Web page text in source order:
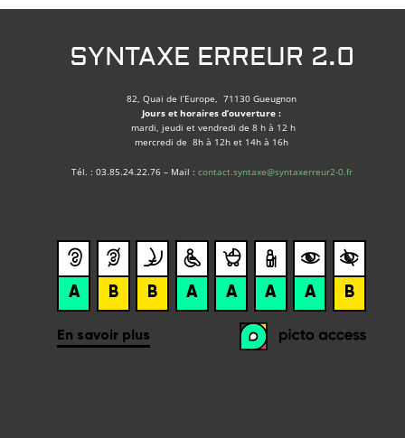
SYNTAXE ERREUR 2.0
82, Quai de l’Europe, 71130 Gueugnon
Jours et horaires d’ouverture :
mardi, jeudi et vendredi de 8 h à 12 h
mercredi de 8h à 12h et 14h à 16h
Tél. : 03.85.24.22.76 – Mail : contact.syntaxe@syntaxerreur2-0.fr